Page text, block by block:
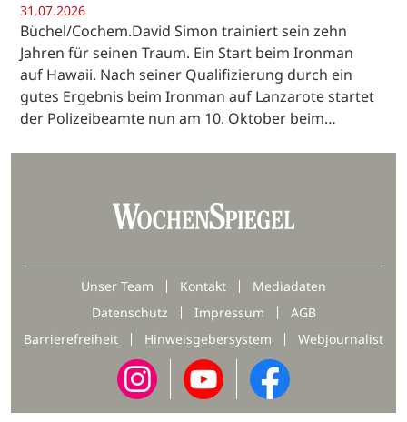
31.07.2026
Büchel/Cochem.David Simon trainiert sein zehn
Jahren für seinen Traum. Ein Start beim Ironman
auf Hawaii. Nach seiner Qualifizierung durch ein
gutes Ergebnis beim Ironman auf Lanzarote startet
der Polizeibeamte nun am 10. Oktober beim…
Unser Team Kontakt
Mediadaten
Datenschutz
Impressum
AGB
Barrierefreiheit
Hinweisgebersystem Webjournalist